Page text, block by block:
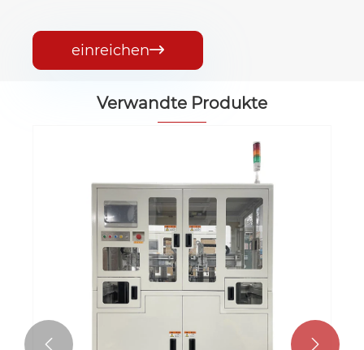
einreichen
Verwandte Produkte
 